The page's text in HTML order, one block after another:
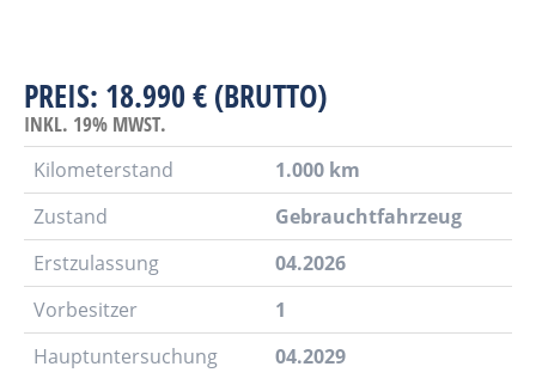
PREIS: 18.990 € (BRUTTO)
INKL. 19% MWST.
Kilometerstand
1.000 km
Zustand
Gebrauchtfahrzeug
Erstzulassung
04.2026
Vorbesitzer
1
Hauptuntersuchung
04.2029